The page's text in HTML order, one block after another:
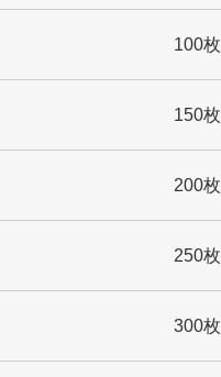
100枚
150枚
200枚
250枚
300枚